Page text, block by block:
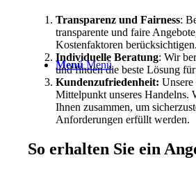
Menü Menü
Transparenz und Fairness:
transparente und faire
Kostenfaktoren berücksichtigen.
Individuelle Beratung: Wir
und finden die beste Lösung
Kundenzufriedenheit:
Mittelpunkt unseres Handelns.
Ihnen zusammen, um
Anforderungen erfüllt werden.
So erhalten Sie ein